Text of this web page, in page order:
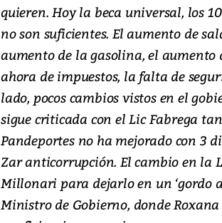
quieren. Hoy la beca universal, los
no son suficientes. El aumento de
aumento de la gasolina, el aumento
ahora de impuestos, la falta de
lado, pocos cambios vistos en el
sigue criticada con el Lic Fabrega
Pandeportes no ha mejorado con 3
Zar anticorrupción. El cambio en la
Millonari para dejarlo en un ‘gordo
Ministro de Gobierno, donde